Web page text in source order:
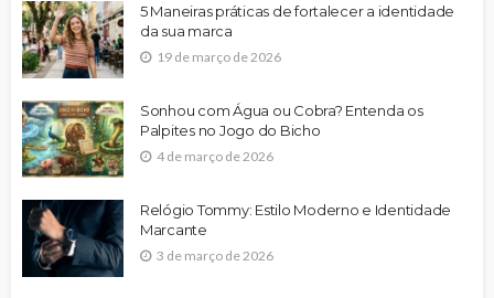
5 Maneiras práticas de fortalecer a identidade
da sua marca
19 de março de 2026
Sonhou com Água ou Cobra? Entenda os
Palpites no Jogo do Bicho
4 de março de 2026
Relógio Tommy: Estilo Moderno e Identidade
Marcante
3 de março de 2026